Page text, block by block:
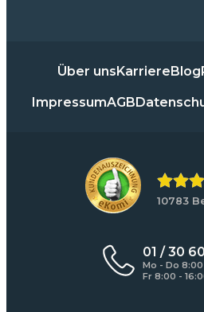
Über unsKarriereBlog
ImpressumAGB
10783
01 / 30
Mo - Do 8:00
Fr 8:00 -